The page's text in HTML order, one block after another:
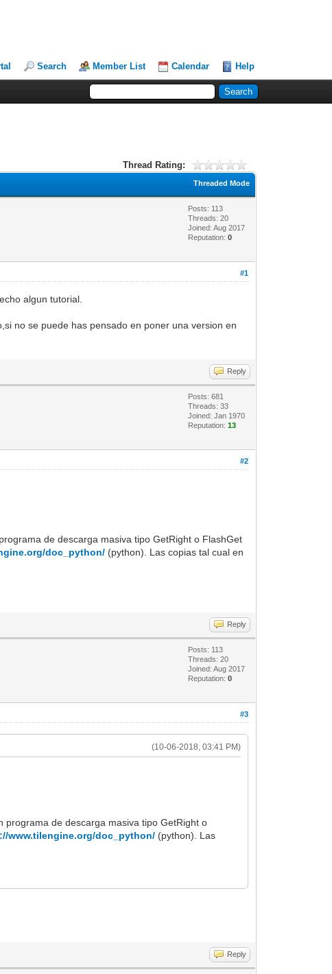
Search Member List Calendar Help
Thread Rating:
Threaded Mode
Posts: 113
Threads: 20
Joined: Aug 2017
Reputation:0
#1
algun tutorial.
no se puede has pensado en poner una version en
Reply
Posts: 681
Threads: 33
Joined: Jan 1970
Reputation:13
#2
de descarga masiva tipo GetRight o FlashGet
doc_python/ (python). Las copias tal cual en
Reply
Posts: 113
Threads: 20
Joined: Aug 2017
Reputation:0
#3
(10-06-2018, 03:41 PM)
de descarga masiva tipo GetRight o
www.tilengine.org/doc_python/ (python). Las
Reply